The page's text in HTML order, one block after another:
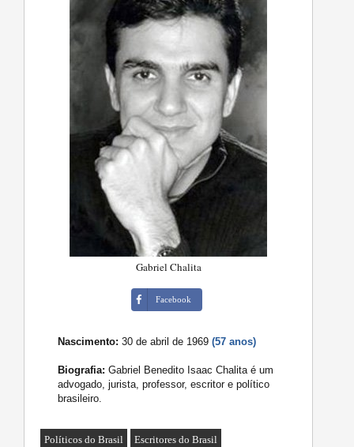
Gabriel Chalita
Facebook
Nascimento: 30 de abril de 1969(57 anos)
Biografia: Gabriel Benedito Isaac Chalita é um
advogado, jurista, professor, escritor e político
brasileiro.
Políticos do Brasil Escritores do Brasil